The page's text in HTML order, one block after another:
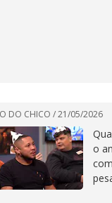
DO CHICO /21/05/2026
o